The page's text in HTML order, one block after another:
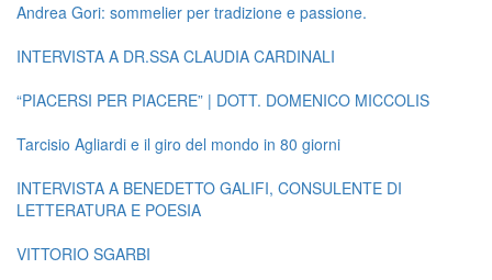
Andrea Gori: sommelier per tradizione e passione.
INTERVISTA A DR.SSA CLAUDIA CARDINALI
“PIACERSI PER PIACERE” | DOTT. DOMENICO MICCOLIS
Tarcisio Agliardi e il giro del mondo in 80 giorni
INTERVISTA A BENEDETTO GALIFI, CONSULENTE DI
LETTERATURA E POESIA
VITTORIO SGARBI